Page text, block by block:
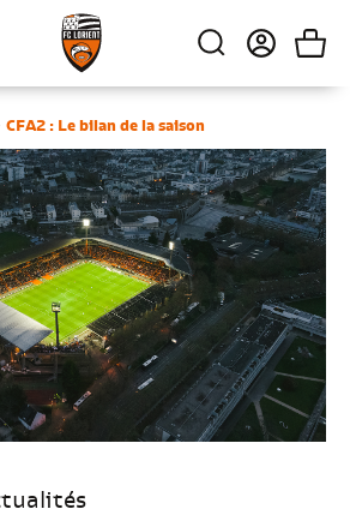
CFA2 : Le bilan de la saison